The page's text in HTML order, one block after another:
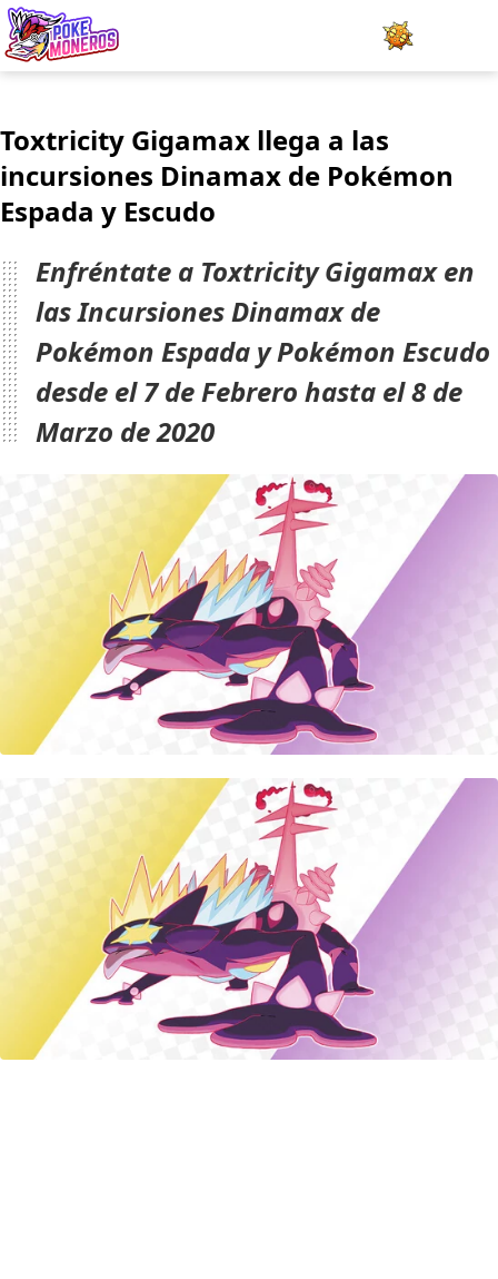
Minijuegos
Pokédex
Team Builder
Tabla de Tipos
Naturalezas
Noticias
LOGIN
Toxtricity Gigamax llega a las
incursiones Dinamax de Pokémon
Espada y Escudo
Enfréntate a Toxtricity Gigamax en
las Incursiones Dinamax de
Pokémon Espada y Pokémon Escudo
desde el 7 de Febrero hasta el 8 de
Marzo de 2020